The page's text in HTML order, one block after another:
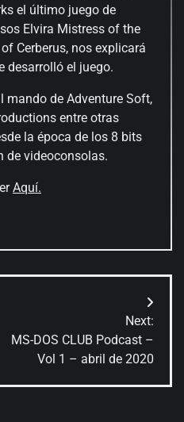
el último juego de
Elvira Mistress of the
Cerberus, nos explicará
desarrolló el juego.
mando de Adventure Soft,
entre otras
la época de los 8 bits
de videoconsolas.
Aquí.
Next:
MS-DOS CLUB Podcast –
Vol 1 – abril de 2020